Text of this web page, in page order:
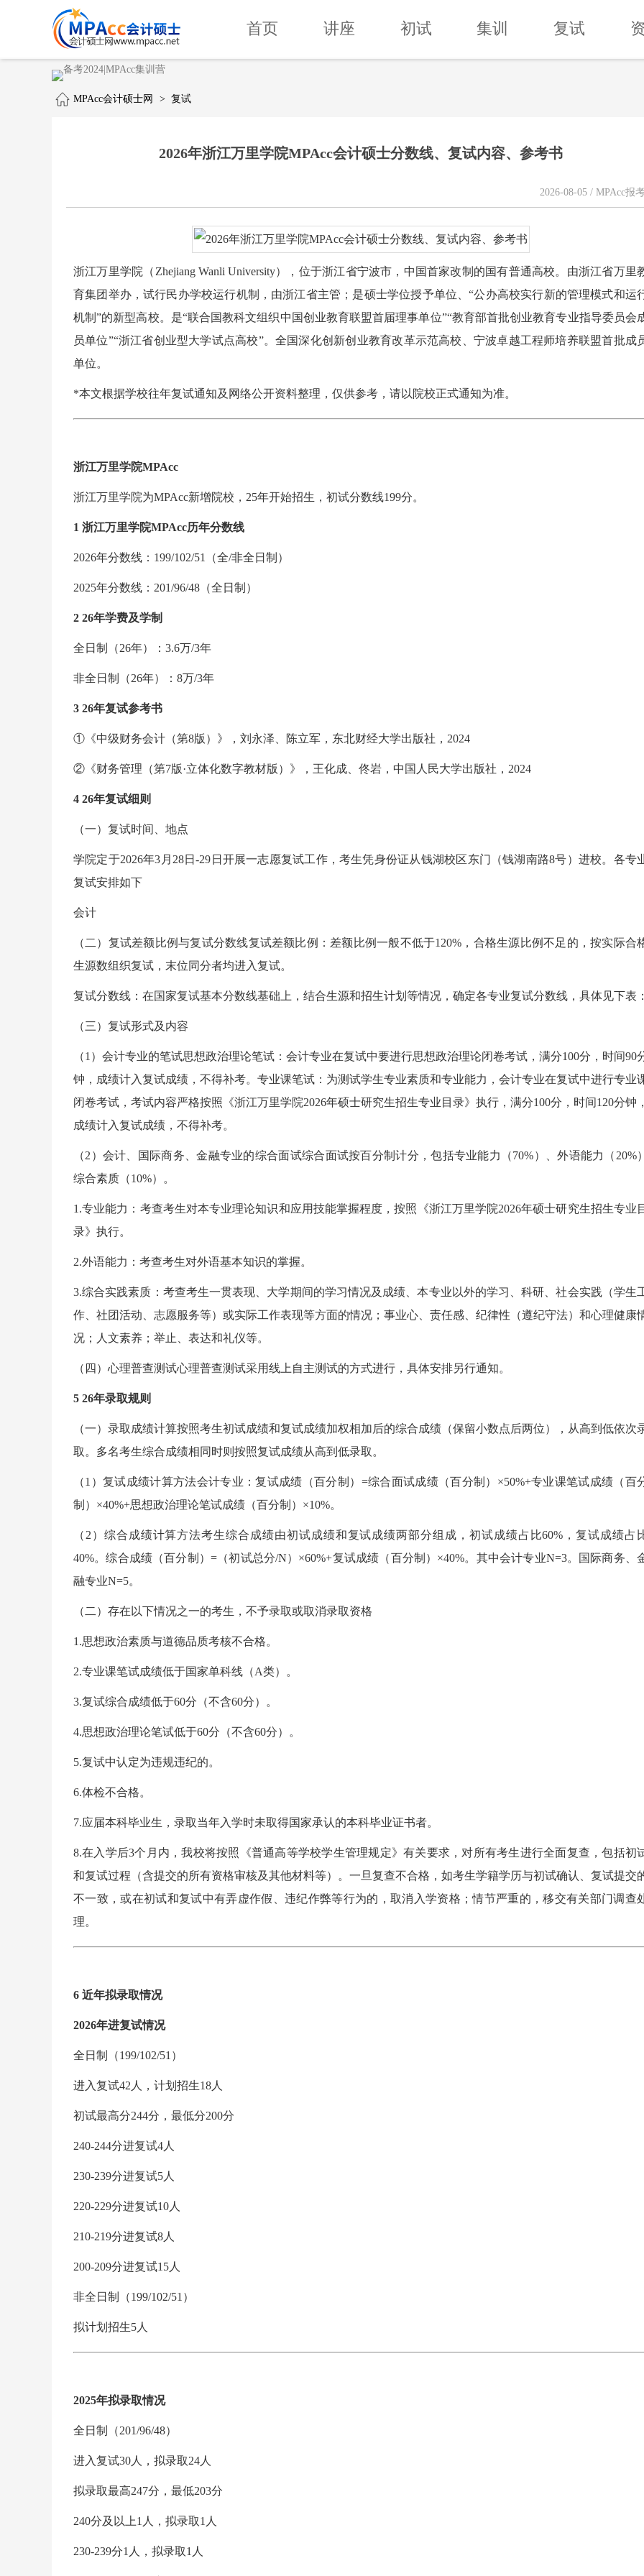
首页 讲座 初试 集训 复试
MPAcc会计硕士网 > 复试
2026年浙江万里学院MPAcc会计硕士分数线、复试内容、参考书
2026-08-05 / MPAcc报
浙江万里学院（Zhejiang Wanli University），位于浙江省宁波市，中国首家改制的国有普通高校。由浙江省万里
育集团举办，试行民办学校运行机制，由浙江省主管；是硕士学位授予单位、“公办高校实行新的管理模式和运
机制”的新型高校。是“联合国教科文组织中国创业教育联盟首届理事单位”“教育部首批创业教育专业指导委员会
员单位”“浙江省创业型大学试点高校”。全国深化创新创业教育改革示范高校、宁波卓越工程师培养联盟首批成
单位。
*本文根据学校往年复试通知及网络公开资料整理，仅供参考，请以院校正式通知为准。
浙江万里学院MPAcc
浙江万里学院为MPAcc新增院校，25年开始招生，初试分数线199分。
1 浙江万里学院MPAcc历年分数线
2026年分数线：199/102/51（全/非全日制）
2025年分数线：201/96/48（全日制）
2 26年学费及学制
全日制（26年）：3.6万/3年
非全日制（26年）：8万/3年
3 26年复试参考书
①《中级财务会计（第8版）》，刘永泽、陈立军，东北财经大学出版社，2024
②《财务管理（第7版·立体化数字教材版）》，王化成、佟岩，中国人民大学出版社，2024
4 26年复试细则
（一）复试时间、地点
学院定于2026年3月28日-29日开展一志愿复试工作，考生凭身份证从钱湖校区东门（钱湖南路8号）进校。各专
复试安排如下
会计
（二）复试差额比例与复试分数线复试差额比例：差额比例一般不低于120%，合格生源比例不足的，按实际合
生源数组织复试，末位同分者均进入复试。
复试分数线：在国家复试基本分数线基础上，结合生源和招生计划等情况，确定各专业复试分数线，具体见下表：
（三）复试形式及内容
（1）会计专业的笔试思想政治理论笔试：会计专业在复试中要进行思想政治理论闭卷考试，满分100分，时间90
钟，成绩计入复试成绩，不得补考。专业课笔试：为测试学生专业素质和专业能力，会计专业在复试中进行专业
闭卷考试，考试内容严格按照《浙江万里学院2026年硕士研究生招生专业目录》执行，满分100分，时间120分钟，
成绩计入复试成绩，不得补考。
（2）会计、国际商务、金融专业的综合面试综合面试按百分制计分，包括专业能力（70%）、外语能力（20%）
综合素质（10%）。
1.专业能力：考查考生对本专业理论知识和应用技能掌握程度，按照《浙江万里学院2026年硕士研究生招生专业
录》执行。
2.外语能力：考查考生对外语基本知识的掌握。
3.综合实践素质：考查考生一贯表现、大学期间的学习情况及成绩、本专业以外的学习、科研、社会实践（学生
作、社团活动、志愿服务等）或实际工作表现等方面的情况；事业心、责任感、纪律性（遵纪守法）和心理健康
况；人文素养；举止、表达和礼仪等。
（四）心理普查测试心理普查测试采用线上自主测试的方式进行，具体安排另行通知。
5 26年录取规则
（一）录取成绩计算按照考生初试成绩和复试成绩加权相加后的综合成绩（保留小数点后两位），从高到低依次
取。多名考生综合成绩相同时则按照复试成绩从高到低录取。
（1）复试成绩计算方法会计专业：复试成绩（百分制）=综合面试成绩（百分制）×50%+专业课笔试成绩（百
制）×40%+思想政治理论笔试成绩（百分制）×10%。
（2）综合成绩计算方法考生综合成绩由初试成绩和复试成绩两部分组成，初试成绩占比60%，复试成绩占
40%。综合成绩（百分制）=（初试总分/N）×60%+复试成绩（百分制）×40%。其中会计专业N=3。国际商务、
融专业N=5。
（二）存在以下情况之一的考生，不予录取或取消录取资格
1.思想政治素质与道德品质考核不合格。
2.专业课笔试成绩低于国家单科线（A类）。
3.复试综合成绩低于60分（不含60分）。
4.思想政治理论笔试低于60分（不含60分）。
5.复试中认定为违规违纪的。
6.体检不合格。
7.应届本科毕业生，录取当年入学时未取得国家承认的本科毕业证书者。
8.在入学后3个月内，我校将按照《普通高等学校学生管理规定》有关要求，对所有考生进行全面复查，包括初
和复试过程（含提交的所有资格审核及其他材料等）。一旦复查不合格，如考生学籍学历与初试确认、复试提交
不一致，或在初试和复试中有弄虚作假、违纪作弊等行为的，取消入学资格；情节严重的，移交有关部门调查
理。
6 近年拟录取情况
2026年进复试情况
全日制（199/102/51）
进入复试42人，计划招生18人
初试最高分244分，最低分200分
240-244分进复试4人
230-239分进复试5人
220-229分进复试10人
210-219分进复试8人
200-209分进复试15人
非全日制（199/102/51）
拟计划招生5人
2025年拟录取情况
全日制（201/96/48）
进入复试30人，拟录取24人
拟录取最高247分，最低203分
240分及以上1人，拟录取1人
230-239分1人，拟录取1人